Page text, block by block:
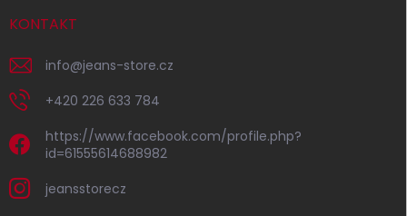
KONTAKT
info@jeans-store.cz
+420 226 633 784
https://www.facebook.com/profile.php?
id=61555614688982
jeansstorecz